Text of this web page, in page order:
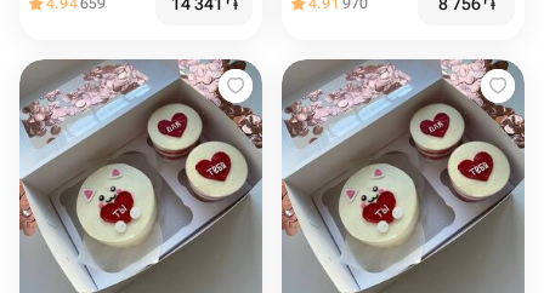
4.94659 4.91 970